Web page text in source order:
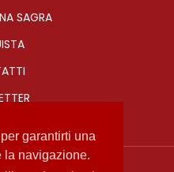
garantirti una
la navigazione.
SAGRA